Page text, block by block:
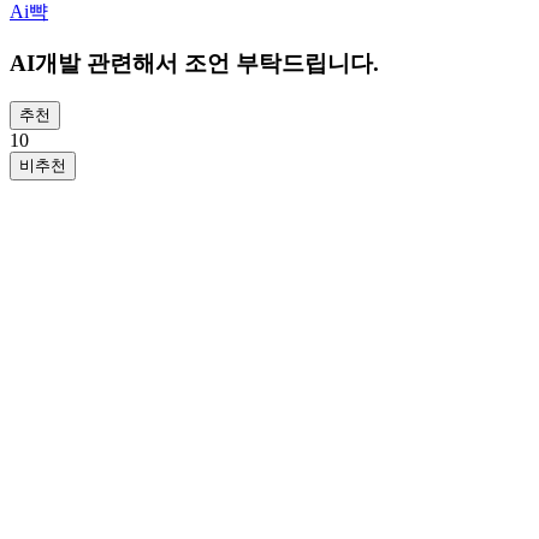
Ai뺙
AI개발 관련해서 조언 부탁드립니다.
추천
10
비추천